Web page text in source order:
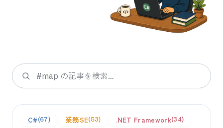
検索
C# 67 業務SE 53 .NET Framework 34